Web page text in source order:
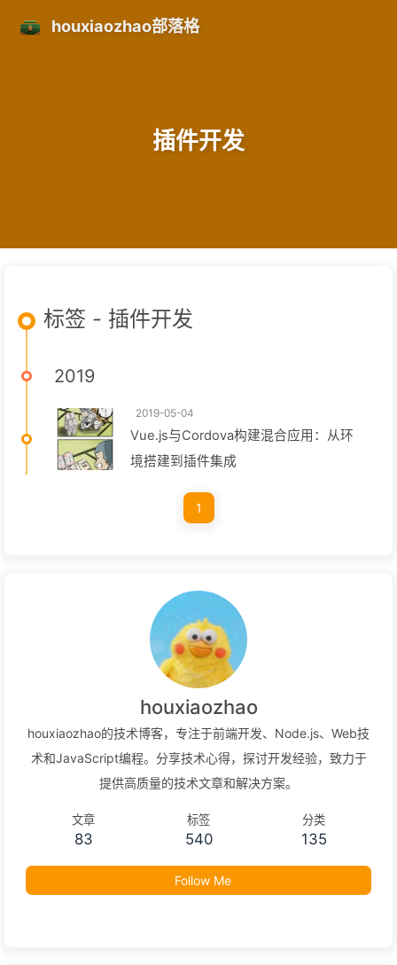
houxiaozhao部落格
插件开发
标签 - 插件开发
2019
2019-05-04
Vue.js与Cordova构建混合应用：从环
境搭建到插件集成
1
houxiaozhao
houxiaozhao的技术博客，专注于前端开发、Node.js、Web技
术和JavaScript编程。分享技术心得，探讨开发经验，致力于
提供高质量的技术文章和解决方案。
文章
83
标签
540
分类
135
Follow Me